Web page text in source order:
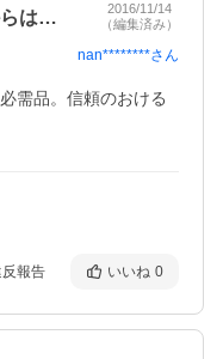
学校用に購入しました。これからは必需品…
2016/11/14
（編集済み）
nan********さん
需品。信頼のおける
報告 いいね 0